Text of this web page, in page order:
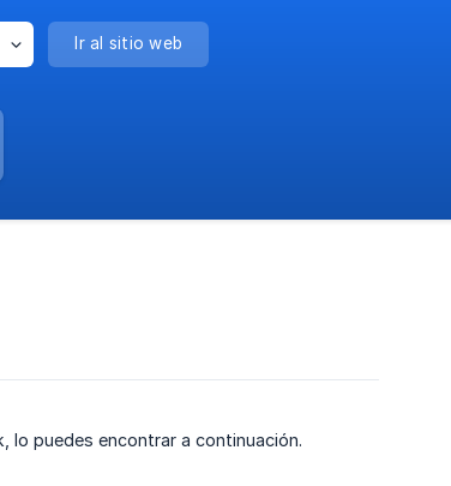
Ir al sitio web
lo puedes encontrar a continuación.